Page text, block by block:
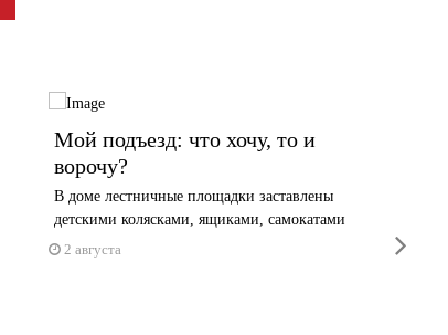
Мой подъезд: что хочу, то и
ворочу?
В доме лестничные площадки заставлены
детскими колясками, ящиками, самокатами
2 августа
29 июля